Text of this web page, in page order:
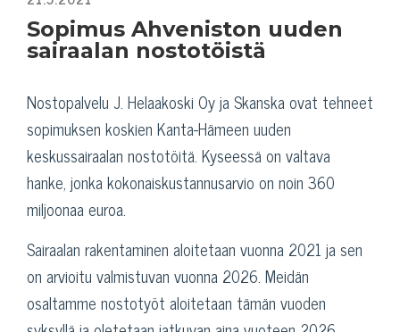
Sopimus Ahveniston uuden
sairaalan nostotöistä
Nostopalvelu J. Helaakoski Oy ja Skanska ovat tehneet
sopimuksen koskien Kanta-Hämeen uuden
keskussairaalan nostotöitä. Kyseessä on valtava
hanke, jonka kokonaiskustannusarvio on noin 360
miljoonaa euroa.
Sairaalan rakentaminen aloitetaan vuonna 2021 ja sen
on arvioitu valmistuvan vuonna 2026. Meidän
osaltamme nostotyöt aloitetaan tämän vuoden